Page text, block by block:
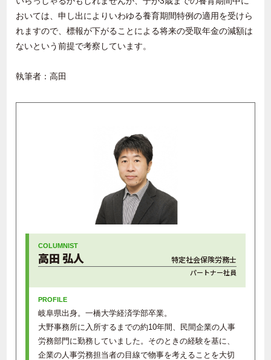
おいては、申し出によりいわゆる養育期間特例の適用を受けら
れますので、標報が下がることによる将来の受取年金の減額は
ないという前提で考察しています。
執筆者：高田
高田 弘人 特定社会保険労務士
パートナー社員
岐阜県出身。一橋大学経済学部卒業。
大野事務所に入所するまでの約10年間、民間企業の人事
労務部門に勤務していました。そのときの経験を基に、
企業の人事労務担当者の目線で物事を考えることを大切